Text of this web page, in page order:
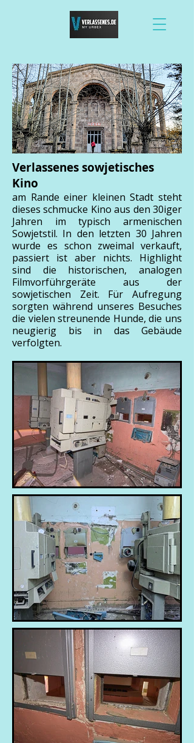
Verlassenes sowjetisches
Kino
am Rande einer kleinen Stadt steht
dieses schmucke Kino aus den 30iger
Jahren im typisch armenischen
Sowjetstil. In den letzten 30 Jahren
wurde es schon zweimal verkauft,
passiert ist aber nichts. Highlight
sind die historischen, analogen
Filmvorführgeräte aus der
sowjetischen Zeit. Für Aufregung
sorgten während unseres Besuches
die vielen streunende Hunde, die uns
neugierig bis in das Gebäude
verfolgten.